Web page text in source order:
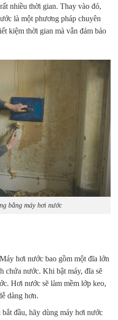
nhiều thời gian. Thay vào đó,
là một phương pháp chuyên
kiệm thời gian mà vẫn đảm bảo
bằng máy hơi nước
Máy hơi nước bao gồm một đĩa lớn
chứa nước. Khi bật máy, đĩa sẽ
Hơi nước sẽ làm mềm lớp keo,
dàng hơn.
đầu, hãy dùng máy hơi nước